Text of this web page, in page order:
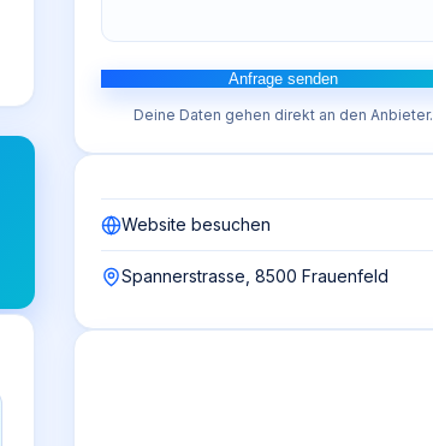
Anfrage senden
Deine Daten gehen direkt an den Anbieter.
Website besuchen
Spannerstrasse, 8500 Frauenfeld